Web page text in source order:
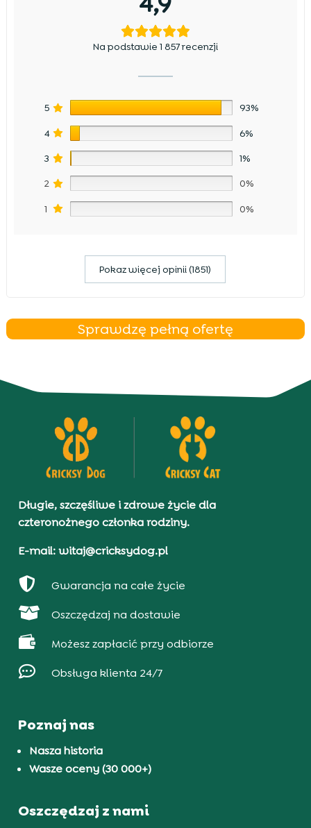
Na podstawie 1 857 recenzji
5 93%
4 6%
3 1%
2 0%
1 0%
Pokaz więcej opinii (1851)
Sprawdzę pełną ofertę
Długie, szczęśliwe i zdrowe życie dla
czteronożnego członka rodziny.
E-mail: witaj@cricksydog.pl
 Gwarancja na całe życie
 Oszczędzaj na dostawie
 Możesz zapłacić przy odbiorze
 Obsługa klienta 24/7
Poznaj nas
Nasza historia
Wasze oceny (30 000+)
Oszczędzaj z nami